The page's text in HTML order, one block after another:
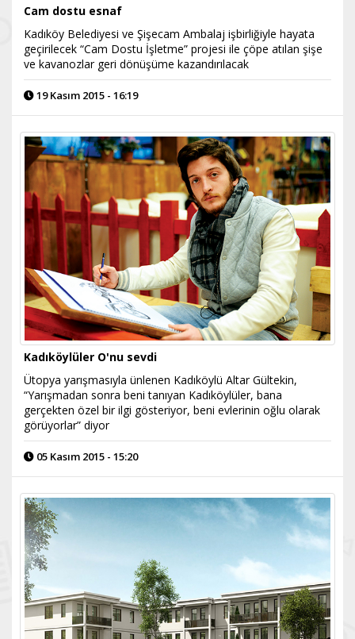
Cam dostu esnaf
Kadıköy Belediyesi ve Şişecam Ambalaj işbirliğiyle hayata
geçirilecek “Cam Dostu İşletme” projesi ile çöpe atılan şişe
ve kavanozlar geri dönüşüme kazandırılacak
19 Kasım 2015 - 16:19
Kadıköylüler O'nu sevdi
Ütopya yarışmasıyla ünlenen Kadıköylü Altar Gültekin,
“Yarışmadan sonra beni tanıyan Kadıköylüler, bana
gerçekten özel bir ilgi gösteriyor, beni evlerinin oğlu olarak
görüyorlar” diyor
05 Kasım 2015 - 15:20